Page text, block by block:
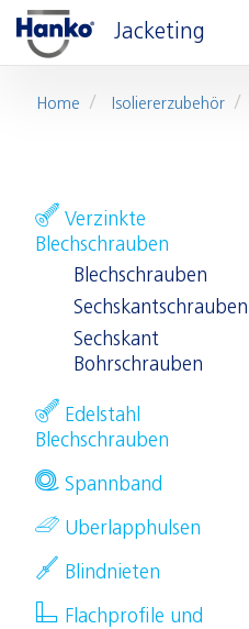
Jacketing
Home Isoliererzubehör
Verzinkte
Blechschrauben
Blechschrauben
Sechskantschrauben
Sechskant
Bohrschrauben
Edelstahl
Blechschrauben
Spannband
Uberlapphulsen
Blindnieten
Flachprofile und